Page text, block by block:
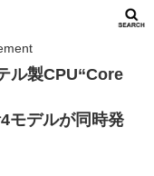
ル製CPU“Core
モデルが同時発